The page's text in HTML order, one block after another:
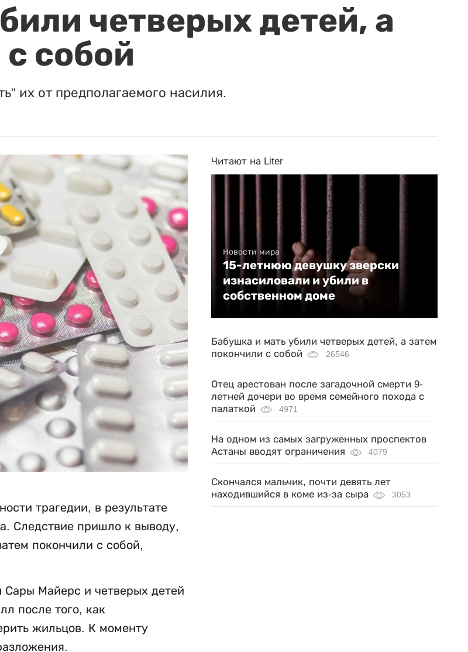
четверых детей, а
собой
их от предполагаемого насилия.
трагедии, в результате
Следствие пришло к выводу,
покончили с собой,
Сары Майерс и четверых детей
после того, как
жильцов. К моменту
Читают на Liter
Новости мира
15-летнюю девушку зверски
изнасиловали и убили в
собственном доме
Бабушка и мать убили четверых детей, а затем
покончили с собой
26546
Отец арестован после загадочной смерти 9-
летней дочери во время семейного похода с
палаткой
4971
На одном из самых загруженных проспектов
Астаны вводят ограничения
4079
Скончался мальчик, почти девять лет
находившийся в коме из-за сыра
3053